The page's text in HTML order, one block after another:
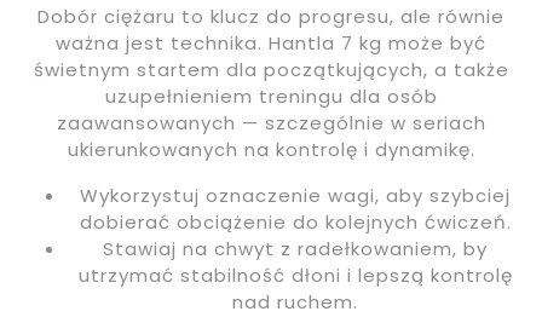
Dobór ciężaru to klucz do progresu, ale równie
ważna jest technika. Hantla 7 kg może być
świetnym startem dla początkujących, a także
uzupełnieniem treningu dla osób
zaawansowanych — szczególnie w seriach
ukierunkowanych na kontrolę i dynamikę.
Wykorzystuj oznaczenie wagi, aby szybciej
dobierać obciążenie do kolejnych ćwiczeń.
Stawiaj na chwyt z radełkowaniem, by
utrzymać stabilność dłoni i lepszą kontrolę
nad ruchem.